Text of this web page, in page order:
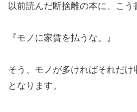
以前読んだ断捨離の本に、こう
『モノに家賃を払うな。』
そう、モノが多ければそれだ
となります。